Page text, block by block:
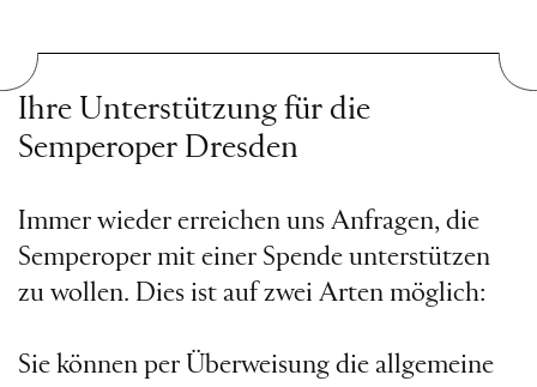
Ihre Unterstützung für die
Semperoper Dresden
Immer wieder erreichen uns Anfragen, die
Semperoper mit einer Spende unterstützen
zu wollen. Dies ist auf zwei Arten möglich:
Sie können per Überweisung die allgemeine